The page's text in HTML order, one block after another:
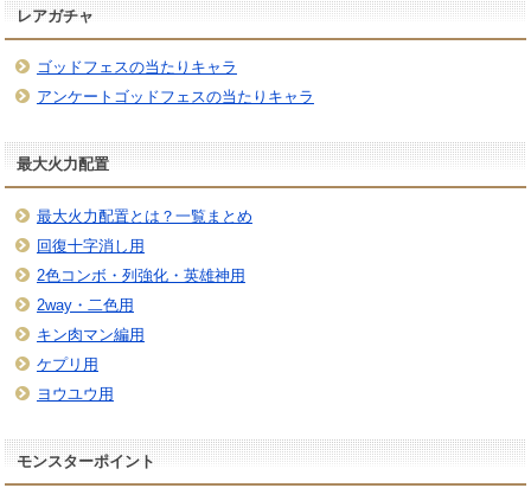
レアガチャ
ゴッドフェスの当たりキャラ
アンケートゴッドフェスの当たりキャラ
最大火力配置
最大火力配置とは？一覧まとめ
回復十字消し用
2色コンボ・列強化・英雄神用
2way・二色用
キン肉マン編用
ケプリ用
ヨウユウ用
モンスターポイント